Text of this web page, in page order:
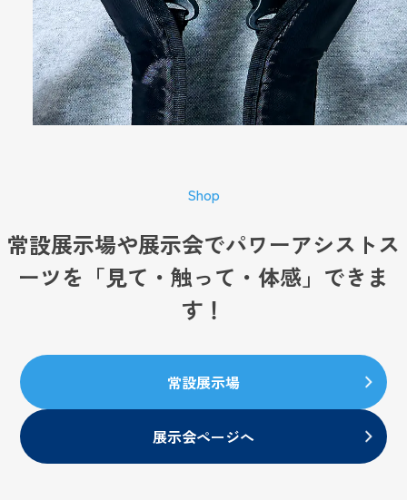
Shop
常設展示場や展示会でパワーアシストス
ーツを「見て・触って・体感」できま
す！
常設展示場
展示会ページへ